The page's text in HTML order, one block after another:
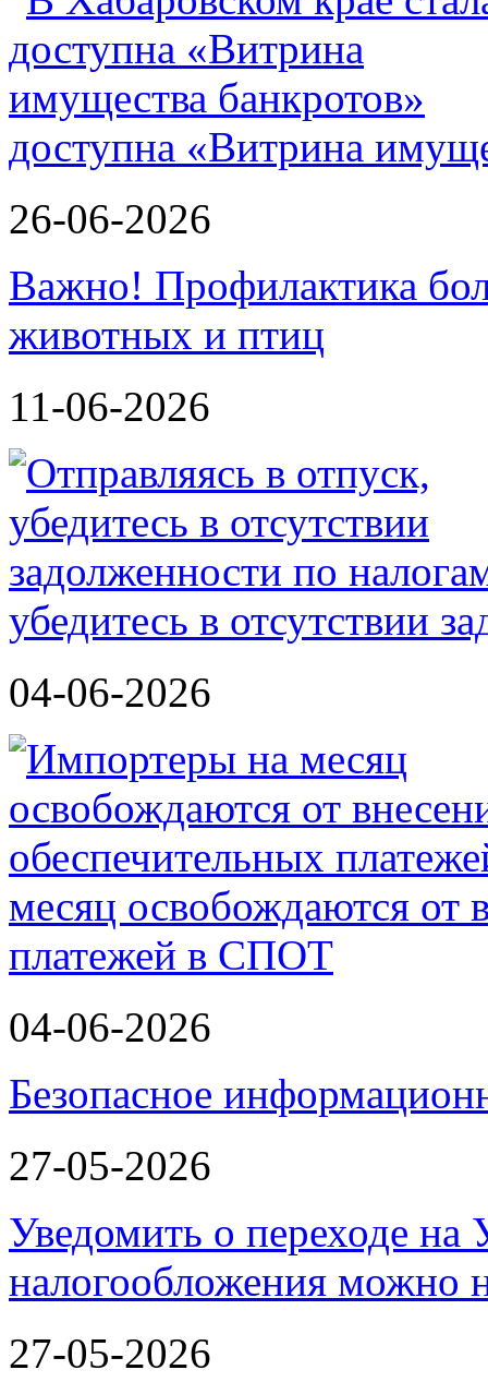
доступна «Витрина
26-06-2026
Важно! Профилактика
животных и птиц
11-06-2026
убедитесь в отсутствии
04-06-2026
месяц освобождаются от
платежей в СПОТ
04-06-2026
Безопасное
27-05-2026
Уведомить о переходе
налогообложения можно
27-05-2026